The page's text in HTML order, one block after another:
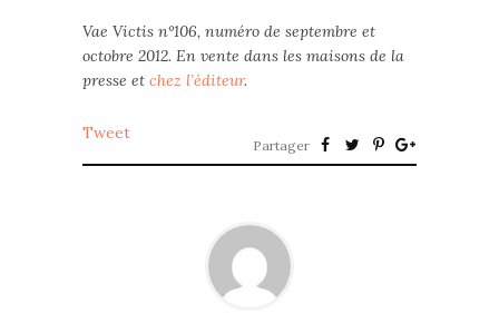
Vae Victis n°106, numéro de septembre et
octobre 2012. En vente dans les maisons de la
presse et chez l’éditeur.
Tweet
Partager